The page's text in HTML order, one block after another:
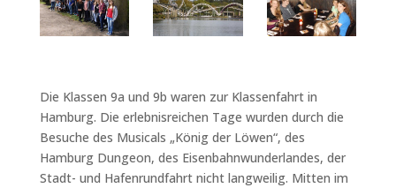
Die Klassen 9a und 9b waren zur Klassenfahrt in
Hamburg. Die erlebnisreichen Tage wurden durch die
Besuche des Musicals „König der Löwen“, des
Hamburg Dungeon, des Eisenbahnwunderlandes, der
Stadt- und Hafenrundfahrt nicht langweilig. Mitten im